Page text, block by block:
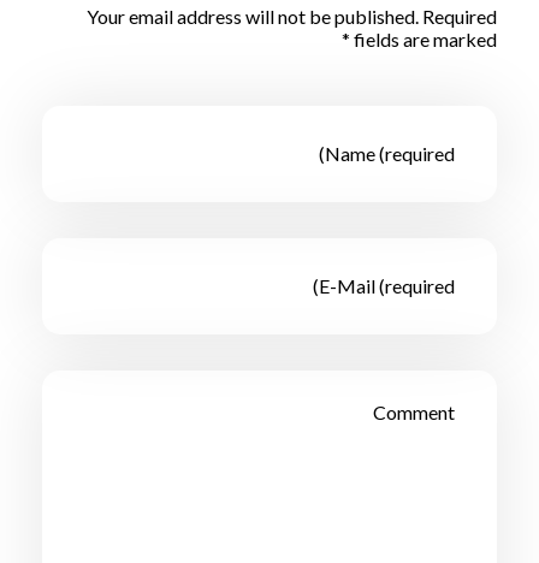
Your email address will not be published. Required
fields are marked *